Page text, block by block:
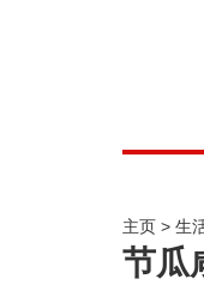
主页 生
节瓜